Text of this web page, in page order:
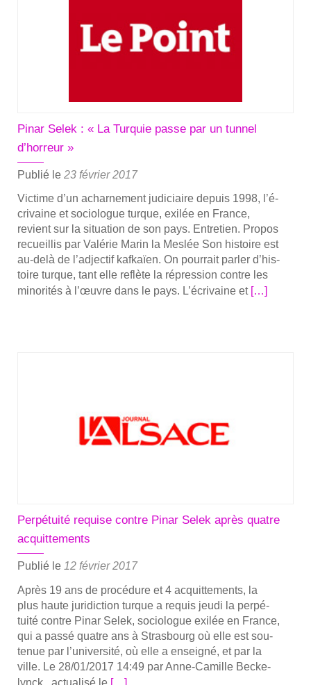
le
géno­
et
de
l’État,
la
peur
règne »
Pinar Selek : « La Turquie passe par un tunnel
d’horreur »
Publié le 23 février 2017
Vic­time d’un achar­ne­ment judi­ciaire depuis 1998, l’é­
cri­vaine et socio­logue turque, exi­lée en France,
revient sur la situa­tion de son pays. Entre­tien. Pro­pos
recueillis par Valé­rie Marin la Mes­lée Son his­toire est
au-delà de l’ad­jec­tif kaf­kaïen. On pour­rait par­ler d’his­
toire turque, tant elle reflète la répres­sion contre les
mino­ri­tés à l’œuvre dans le pays. L’é­cri­vaine et En
nel
[…]
Perpétuité requise contre Pinar Selek après quatre
acquittements
Publié le 12 février 2017
Après 19 ans de pro­cé­dure et 4 acquit­te­ments, la
plus haute juri­dic­tion turque a requis jeu­di la per­pé­
tui­té contre Pinar Selek, socio­logue exi­lée en France,
qui a pas­sé quatre ans à Stras­bourg où elle est sou­
te­nue par l’université, où elle a ensei­gné, et par la
ville. Le 28/01/2017 14:49 par Anne-Camille Becke­
lynck , actua­li­sé le En
[…]